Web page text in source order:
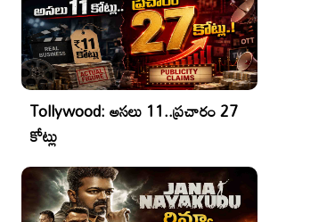
Tollywood: అసలు 11..ప్రచారం 27
కోట్లు